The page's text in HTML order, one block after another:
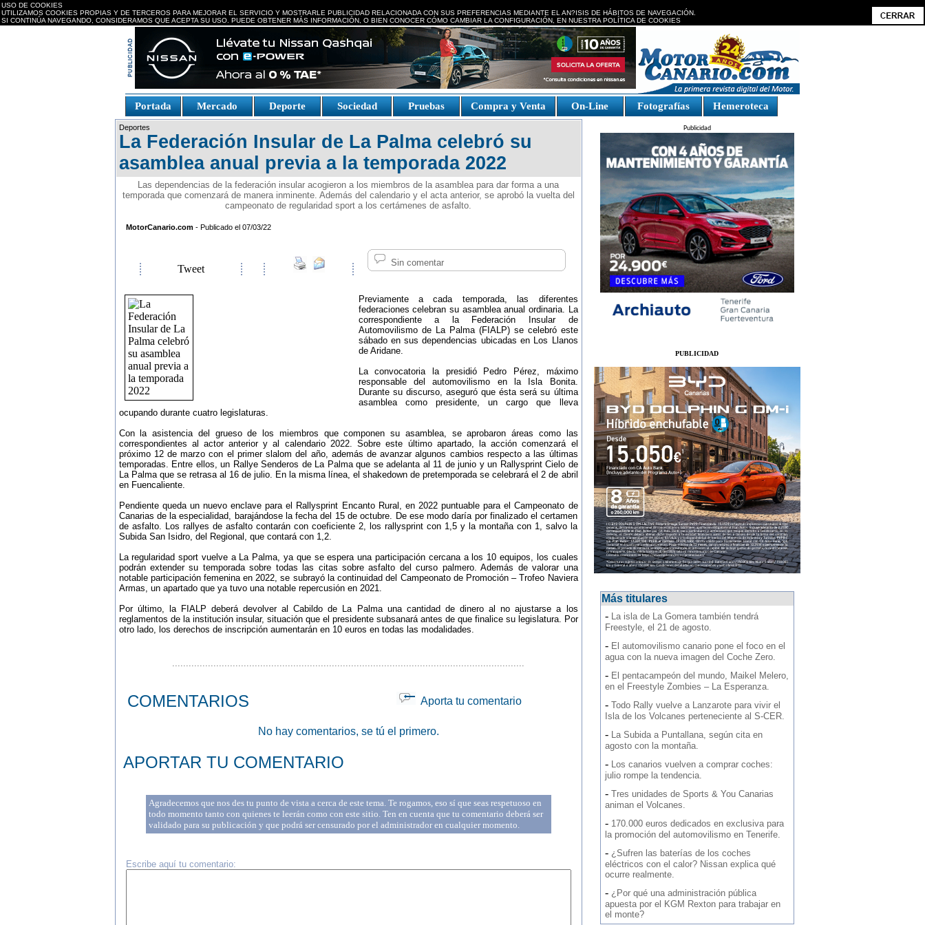
USO DE COOKIES
UTILIZAMOS COOKIES PROPIAS Y DE TERCEROS PARA MEJORAR EL SERVICIO Y MOSTRARLE PUBLICIDAD RELACIONADA CON SUS PREFERENCIAS MEDIANTE EL AN?ISIS DE HÁBITOS DE NAVEGACIÓN.
SI CONTINÚA NAVEGANDO, CONSIDERAMOS QUE ACEPTA SU USO. PUEDE OBTENER MÁS INFORMACIÓN, O BIEN CONOCER CÓMO CAMBIAR LA CONFIGURACIÓN, EN NUESTRA POLÍTICA DE COOKIES
Portada Mercado Deporte Sociedad Pruebas Compra y Venta On-Line Fotografías Hemeroteca
Fake Watches
Deportes
La Federación Insular de La Palma celebró su
asamblea anual previa a la temporada 2022
Las dependencias de la federación insular acogieron a los miembros de la asamblea para dar forma a una
temporada que comenzará de manera inminente. Además del calendario y el acta anterior, se aprobó la vuelta del
campeonato de regularidad sport a los certámenes de asfalto.
MotorCanario.com- Publicado el 07/03/22
Tweet
Sin comentar
Previamente a cada temporada, las diferentes
federaciones celebran su asamblea anual ordinaria. La
correspondiente a la Federación Insular de
Automovilismo de La Palma (FIALP) se celebró este
sábado en sus dependencias ubicadas en Los Llanos
de Aridane.
La convocatoria la presidió Pedro Pérez, máximo
responsable del automovilismo en la Isla Bonita.
Durante su discurso, aseguró que ésta será su última
asamblea como presidente, un cargo que lleva
ocupando durante cuatro legislaturas.
Con la asistencia del grueso de los miembros que componen su asamblea, se aprobaron áreas como las
correspondientes al actor anterior y al calendario 2022. Sobre este último apartado, la acción comenzará el
próximo 12 de marzo con el primer slalom del año, además de avanzar algunos cambios respecto a las últimas
temporadas. Entre ellos, un Rallye Senderos de La Palma que se adelanta al 11 de junio y un Rallysprint Cielo de
La Palma que se retrasa al 16 de julio. En la misma línea, el shakedown de pretemporada se celebrará el 2 de abril
en Fuencaliente.
Pendiente queda un nuevo enclave para el Rallysprint Encanto Rural, en 2022 puntuable para el Campeonato de
Canarias de la especialidad, barajándose la fecha del 15 de octubre. De ese modo daría por finalizado el certamen
de asfalto. Los rallyes de asfalto contarán con coeficiente 2, los rallysprint con 1,5 y la montaña con 1, salvo la
Subida San Isidro, del Regional, que contará con 1,2.
La regularidad sport vuelve a La Palma, ya que se espera una participación cercana a los 10 equipos, los cuales
podrán extender su temporada sobre todas las citas sobre asfalto del curso palmero. Además de valorar una
notable participación femenina en 2022, se subrayó la continuidad del Campeonato de Promoción – Trofeo Naviera
Armas, un apartado que ya tuvo una notable repercusión en 2021.
Por último, la FIALP deberá devolver al Cabildo de La Palma una cantidad de dinero al no ajustarse a los
reglamentos de la institución insular, situación que el presidente subsanará antes de que finalice su legislatura. Por
otro lado, los derechos de inscripción aumentarán en 10 euros en todas las modalidades.
................................................................................................................................
COMENTARIOS Aporta tu comentario
No hay comentarios, se tú el primero.
APORTAR TU COMENTARIO
Agradecemos que nos des tu punto de vista a cerca de este tema. Te rogamos, eso sí que seas respetuoso en
todo momento tanto con quienes te leerán como con este sitio. Ten en cuenta que tu comentario deberá ser
validado para su publicación y que podrá ser censurado por el administrador en cualquier momento.
Escribe aquí tu comentario:
Publicidad
PUBLICIDAD
Más titulares
- La isla de La Gomera también tendrá
Freestyle, el 21 de agosto.
- El automovilismo canario pone el foco en el
agua con la nueva imagen del Coche Zero.
- El pentacampeón del mundo, Maikel Melero,
en el Freestyle Zombies – La Esperanza.
- Todo Rally vuelve a Lanzarote para vivir el
Isla de los Volcanes perteneciente al S-CER.
- La Subida a Puntallana, según cita en
agosto con la montaña.
- Los canarios vuelven a comprar coches:
julio rompe la tendencia.
- Tres unidades de Sports & You Canarias
animan el Volcanes.
- 170.000 euros dedicados en exclusiva para
la promoción del automovilismo en Tenerife.
- ¿Sufren las baterías de los coches
eléctricos con el calor? Nissan explica qué
ocurre realmente.
- ¿Por qué una administración pública
apuesta por el KGM Rexton para trabajar en
el monte?